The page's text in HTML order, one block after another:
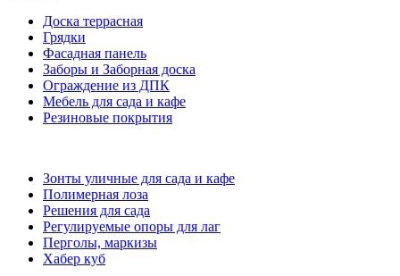
Доска террасная
Грядки
Фасадная панель
Заборы и Заборная доска
Ограждение из ДПК
Мебель для сада и кафе
Резиновые покрытия
Зонты уличные для сада и кафе
Полимерная лоза
Решения для сада
Регулируемые опоры для лаг
Перголы, маркизы
Хабер куб